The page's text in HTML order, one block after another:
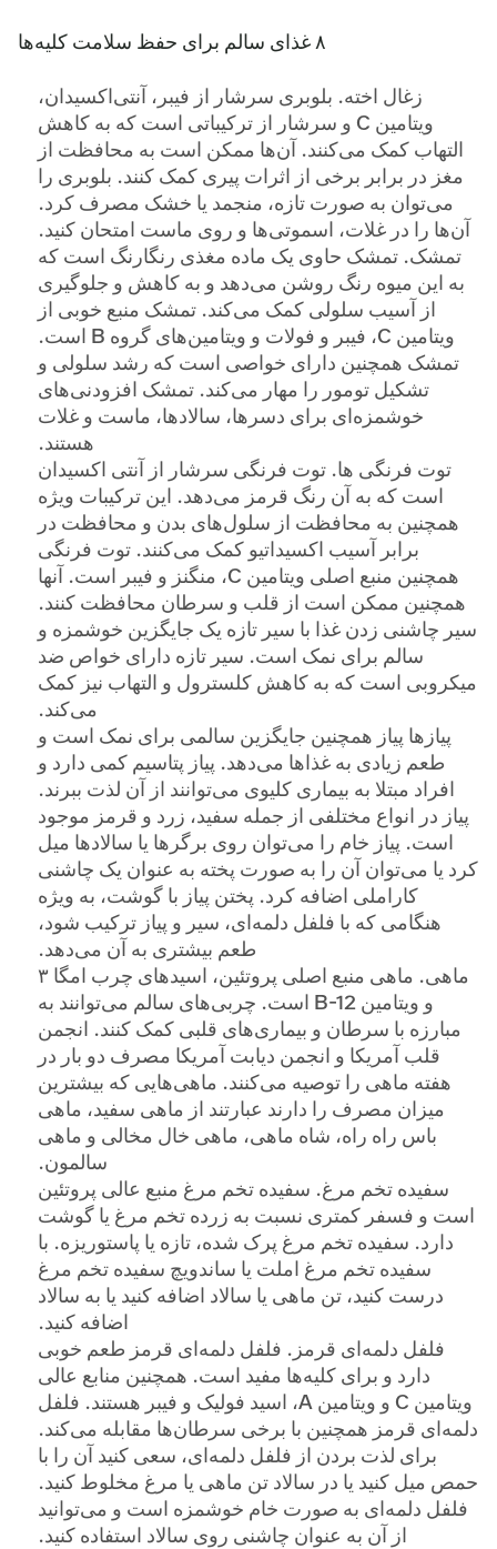
۸ غذای سالم برای حفظ سلامت کلیه‌ها
زغال اخته. بلوبری سرشار از فیبر، آنتی‌اکسیدان،
ویتامین C و سرشار از ترکیباتی است که به کاهش
التهاب کمک می‌کنند. آن‌ها ممکن است به محافظت از
مغز در برابر برخی از اثرات پیری کمک کنند. بلوبری را
می‌توان به صورت تازه، منجمد یا خشک مصرف کرد.
آن‌ها را در غلات، اسموتی‌ها و روی ماست امتحان کنید.
تمشک. تمشک حاوی یک ماده مغذی رنگارنگ است که
به این میوه رنگ روشن می‌دهد و به کاهش و جلوگیری
از آسیب سلولی کمک می‌کند. تمشک منبع خوبی از
ویتامین C، فیبر و فولات و ویتامین‌های گروه B است.
تمشک همچنین دارای خواصی است که رشد سلولی و
تشکیل تومور را مهار می‌کند. تمشک افزودنی‌های
خوشمزه‌ای برای دسرها، سالادها، ماست و غلات
هستند.
توت فرنگی ها. توت فرنگی سرشار از آنتی اکسیدان
است که به آن رنگ قرمز می‌دهد. این ترکیبات ویژه
همچنین به محافظت از سلول‌های بدن و محافظت در
برابر آسیب اکسیداتیو کمک می‌کنند. توت فرنگی
همچنین منبع اصلی ویتامین C، منگنز و فیبر است. آنها
همچنین ممکن است از قلب و سرطان محافظت کنند.
سیر چاشنی زدن غذا با سیر تازه یک جایگزین خوشمزه و
سالم برای نمک است. سیر تازه دارای خواص ضد
میکروبی است که به کاهش کلسترول و التهاب نیز کمک
می‌کند.
پیازها پیاز همچنین جایگزین سالمی برای نمک است و
طعم زیادی به غذاها می‌دهد. پیاز پتاسیم کمی دارد و
افراد مبتلا به بیماری کلیوی می‌توانند از آن لذت ببرند.
پیاز در انواع مختلفی از جمله سفید، زرد و قرمز موجود
است. پیاز خام را می‌توان روی برگرها یا سالادها میل
کرد یا می‌توان آن را به صورت پخته به عنوان یک چاشنی
کاراملی اضافه کرد. پختن پیاز با گوشت، به ویژه
هنگامی که با فلفل دلمه‌ای، سیر و پیاز ترکیب شود،
طعم بیشتری به آن می‌دهد.
ماهی.
ماهی منبع اصلی پروتئین، اسیدهای چرب امگا ۳
و ویتامین B-12 است. چربی‌های سالم می‌توانند به
مبارزه با سرطان و بیماری‌های قلبی کمک کنند. انجمن
قلب آمریکا و انجمن دیابت آمریکا مصرف دو بار در
هفته ماهی را توصیه می‌کنند. ماهی‌هایی که بیشترین
میزان مصرف را دارند عبارتند از ماهی سفید، ماهی
باس راه راه، شاه ماهی، ماهی خال مخالی و ماهی
سالمون.
سفیده تخم مرغ. سفیده تخم مرغ منبع عالی پروتئین
است و فسفر کمتری نسبت به زرده تخم مرغ یا گوشت
دارد. سفیده تخم مرغ پرک شده، تازه یا پاستوریزه. با
سفیده تخم مرغ املت یا ساندویچ سفیده تخم مرغ
درست کنید، تن ماهی یا سالاد اضافه کنید یا به سالاد
اضافه کنید.
فلفل دلمه‌ای قرمز. فلفل دلمه‌ای قرمز طعم خوبی
دارد و برای کلیه‌ها مفید است. همچنین منابع عالی
ویتامین C و ویتامین A، اسید فولیک و فیبر هستند. فلفل
دلمه‌ای قرمز همچنین با برخی سرطان‌ها مقابله می‌کند.
برای لذت بردن از فلفل دلمه‌ای، سعی کنید آن را با
حمص میل کنید یا در سالاد تن ماهی یا مرغ مخلوط کنید.
فلفل دلمه‌ای به صورت خام خوشمزه است و می‌توانید
از آن به عنوان چاشنی روی سالاد استفاده کنید.